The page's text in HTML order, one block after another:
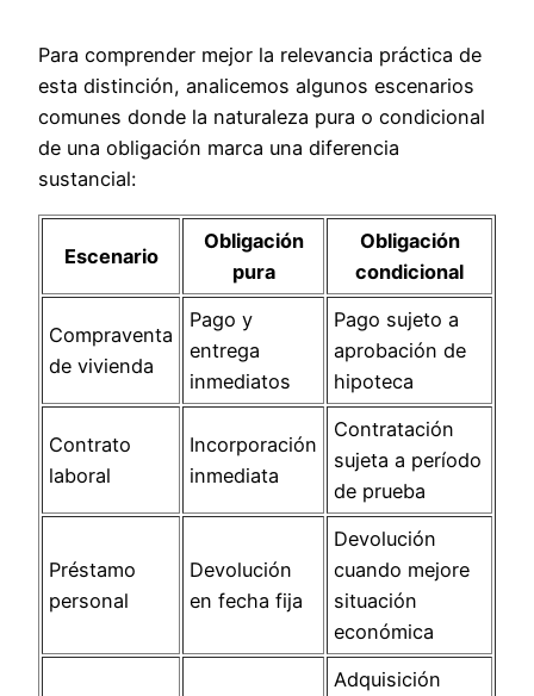
Para comprender mejor la relevancia práctica de
esta distinción, analicemos algunos escenarios
comunes donde la naturaleza pura o condicional
de una obligación marca una diferencia
sustancial:
Escenario
Obligación
pura
Obligación
condicional
Compraventa
de vivienda
Pago y
entrega
inmediatos
Pago sujeto a
aprobación de
hipoteca
Contrato
laboral
Incorporación
inmediata
Contratación
sujeta a período
de prueba
Préstamo
personal
Devolución
en fecha fija
Devolución
cuando mejore
situación
económica
Adquisición